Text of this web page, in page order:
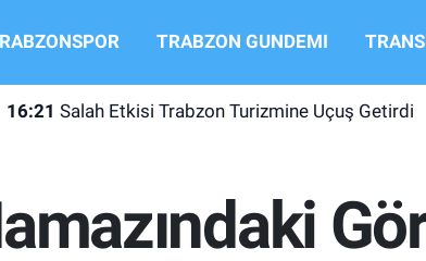
TRABZON GUNDEMI
16:21 Salah Etkisi Trabzon Turizmine Uçuş Getirdi